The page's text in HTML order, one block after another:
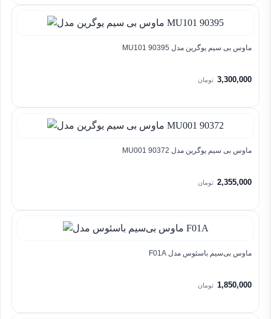
ماوس بی سیم یوگرین مدل MU101 90395
3,300,000 تومان
ماوس بی سیم یوگرین مدل MU001 90372
2,355,000 تومان
ماوس بی‌سیم باسئوس مدل F01A
1,850,000 تومان